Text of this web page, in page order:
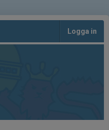
Logga in